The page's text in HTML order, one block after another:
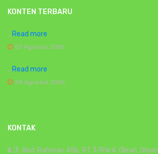
KONTEN TERBARU
...Read more
07 Agustus 2026
...Read more
06 Agustus 2026
KONTAK
Jl. Abd. Rahman 45b, RT.3/RW.4. Olean, Olean